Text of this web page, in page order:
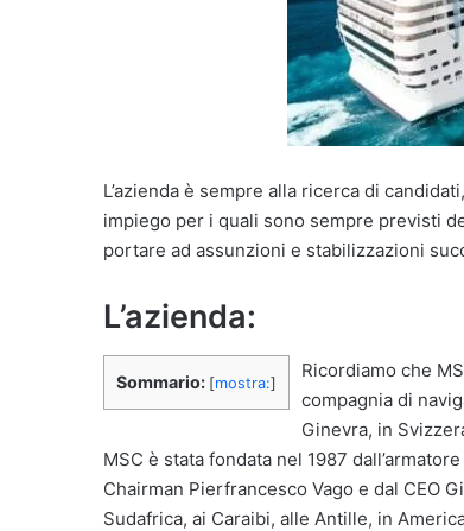
L’azienda è sempre alla ricerca di
impiego per i quali sono sempre previsti
portare ad assunzioni e stabilizzazioni
L’azienda:
Sommario: [mostra:]
Ricordiamo che
compagnia di
Ginevra, in
MSC è stata fondata nel 1987
Chairman Pierfrancesco Vago e dal CEO
Sudafrica, ai Caraibi, alle Antille, in